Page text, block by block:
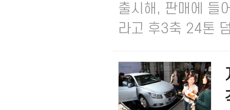
출시해, 판매에 들
라고 후3축 24톤